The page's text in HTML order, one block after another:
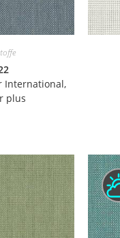
International,
plus